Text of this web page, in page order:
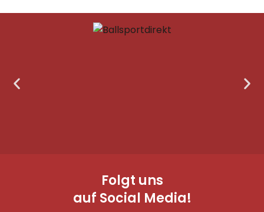
Folgt uns
auf Social Media!